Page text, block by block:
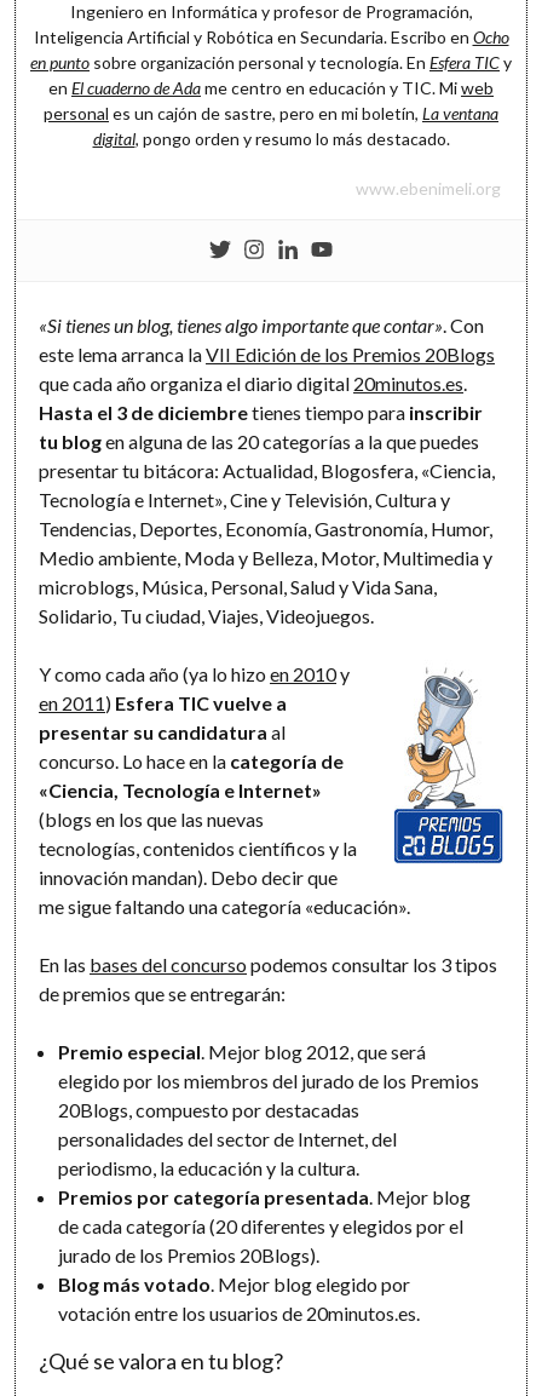
Ingeniero en Informática y profesor de Programación,
Inteligencia Artificial y Robótica en Secundaria. Escribo en Ocho
en punto sobre organización personal y tecnología. En Esfera TICy
en El cuaderno de Adame centro en educación y TIC. Miweb
personal es un cajón de sastre, pero en mi boletín, La ventana
digital, pongo orden y resumo lo más destacado.
www.ebenimeli.org
«Si tienes un blog, tienes algo importante que contar». Con
este lema arranca laVII Edición de los Premios 20Blogs
que cada año organiza el diario digital 20minutos.es.
Hasta el 3 de diciembretienes tiempo para inscribir
tu blogen alguna de las 20 categorías a la que puedes
presentar tu bitácora: Actualidad, Blogosfera, «Ciencia,
Tecnología e Internet», Cine y Televisión, Cultura y
Tendencias, Deportes, Economía, Gastronomía, Humor,
Medio ambiente, Moda y Belleza, Motor, Multimedia y
microblogs, Música, Personal, Salud y Vida Sana,
Solidario, Tu ciudad, Viajes, Videojuegos.
Y como cada año (ya lo hizoen 2010y
en 2011) Esfera TIC vuelve a
presentar su candidatura al
concurso. Lo hace en la categoría de
«Ciencia, Tecnología e Internet»
(blogs en los que las nuevas
tecnologías, contenidos científicos y la
innovación mandan). Debo decir que
me sigue faltando una categoría «educación».
En las bases del concurso podemos consultar los 3 tipos
de premios que se entregarán:
Premio especial. Mejor blog 2012, que será
elegido por los miembros del jurado de los Premios
20Blogs, compuesto por destacadas
personalidades del sector de Internet, del
periodismo, la educación y la cultura.
Premios por categoría presentada. Mejor blog
de cada categoría (20 diferentes y elegidos por el
jurado de los Premios 20Blogs).
Blog más votado. Mejor blog elegido por
votación entre los usuarios de 20minutos.es.
¿Qué se valora en tu blog?